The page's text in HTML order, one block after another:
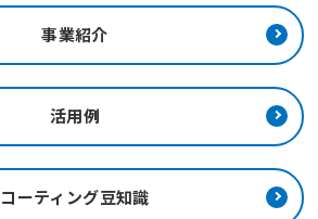
事業紹介
活用例
コーティング豆知識